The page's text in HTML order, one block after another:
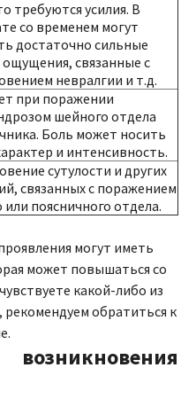
требуются усилия. В
со временем могут
достаточно сильные
связанные с
невралгии и т.д.
при поражении
шейного отдела
Боль может носить
и интенсивность.
сутулости и других
связанных с поражением
или поясничного отдела.
могут иметь
может повышаться со
какой-либо из
обратиться к